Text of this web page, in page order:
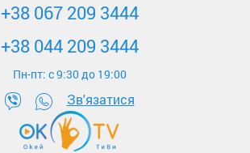
+38 067 209 3444
+38 044 209 3444
Пн-пт: c 9:30 до 19:00
Зв'язатися